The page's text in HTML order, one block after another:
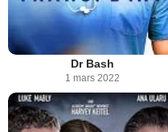
Dr Bash
1 mars 2022